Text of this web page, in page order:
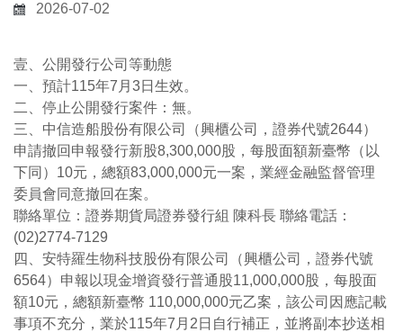
2026-07-02
壹、公開發行公司等動態
一、預計115年7月3日生效。
二、停止公開發行案件：無。
三、中信造船股份有限公司（興櫃公司，證券代號2644）
申請撤回申報發行新股8,300,000股，每股面額新臺幣（以
下同）10元，總額83,000,000元一案，業經金融監督管理
委員會同意撤回在案。
聯絡單位：證券期貨局證券發行組 陳科長 聯絡電話：
(02)2774-7129
四、安特羅生物科技股份有限公司（興櫃公司，證券代號
6564）申報以現金增資發行普通股11,000,000股，每股面
額10元，總額新臺幣 110,000,000元乙案，該公司因應記載
事項不充分，業於115年7月2日自行補正，並將副本抄送相